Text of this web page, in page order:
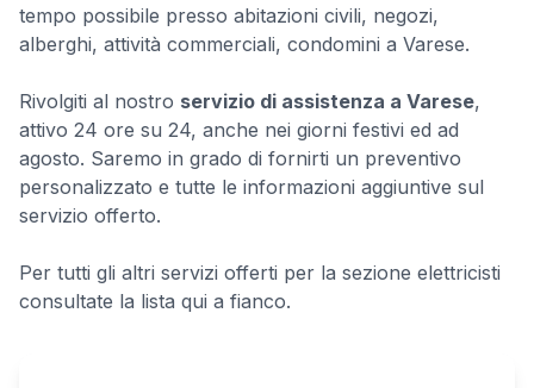
tempo possibile presso abitazioni civili, negozi,
alberghi, attività commerciali, condomini a Varese.
Rivolgiti al nostro servizio di assistenza a Varese,
attivo 24 ore su 24, anche nei giorni festivi ed ad
agosto. Saremo in grado di fornirti un preventivo
personalizzato e tutte le informazioni aggiuntive sul
servizio offerto.
Per tutti gli altri servizi offerti per la sezione elettricisti
consultate la lista qui a fianco.